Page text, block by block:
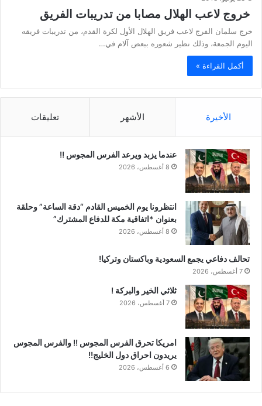
خروج لاعب الهلال مصابا من تدريبات الفريق
خرج سلمان الفرج لاعب فريق الهلال الأول لكرة القدم، من تدريبات فريقه
اليوم الجمعة، وذلك نظير شعوره ببعض آلام في…
أكمل القراءة »
الأخيرة الأشهر تعليقات
عندما يزبد ويرعد الفرس المجوس !!
8 أغسطس، 2026
انتظرونا يوم الخميس القادم “دقة الساعة” وحلقة
بعنوان *اتفاقية مكة للدفاع المشترك”
8 أغسطس، 2026
تحالف دفاعي يجمع السعودية وباكستان وتركيا!
7 أغسطس، 2026
ثلاثي الخير والبركة !
7 أغسطس، 2026
امريكا تحرق الفرس المجوس !! والفرس المجوس
يريدون احراق دول الخليج!!
6 أغسطس، 2026